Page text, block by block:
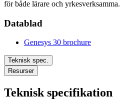
för både lärare och yrkesverksamma.
Datablad
Genesys 30 brochure
Teknisk spec.
Resurser
Teknisk specifikation